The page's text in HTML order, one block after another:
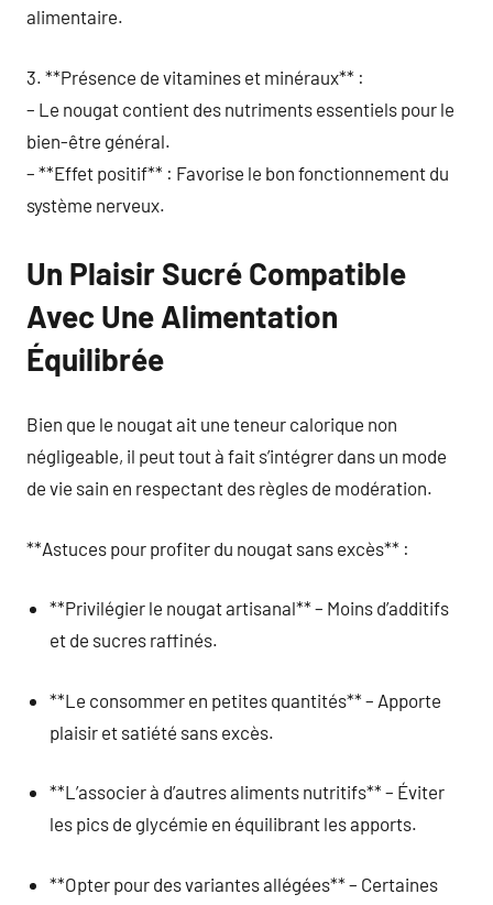
alimentaire.
3. **Présence de vitamines et minéraux** :
– Le nougat contient des nutriments essentiels pour le
bien-être général.
– **Effet positif** : Favorise le bon fonctionnement du
système nerveux.
Un Plaisir Sucré Compatible
Avec Une Alimentation
Équilibrée
Bien que le nougat ait une teneur calorique non
négligeable, il peut tout à fait s’intégrer dans un mode
de vie sain en respectant des règles de modération.
**Astuces pour profiter du nougat sans excès** :
**Privilégier le nougat artisanal** – Moins d’additifs
et de sucres raffinés.
**Le consommer en petites quantités** – Apporte
plaisir et satiété sans excès.
**L’associer à d’autres aliments nutritifs** – Éviter
les pics de glycémie en équilibrant les apports.
**Opter pour des variantes allégées** – Certaines